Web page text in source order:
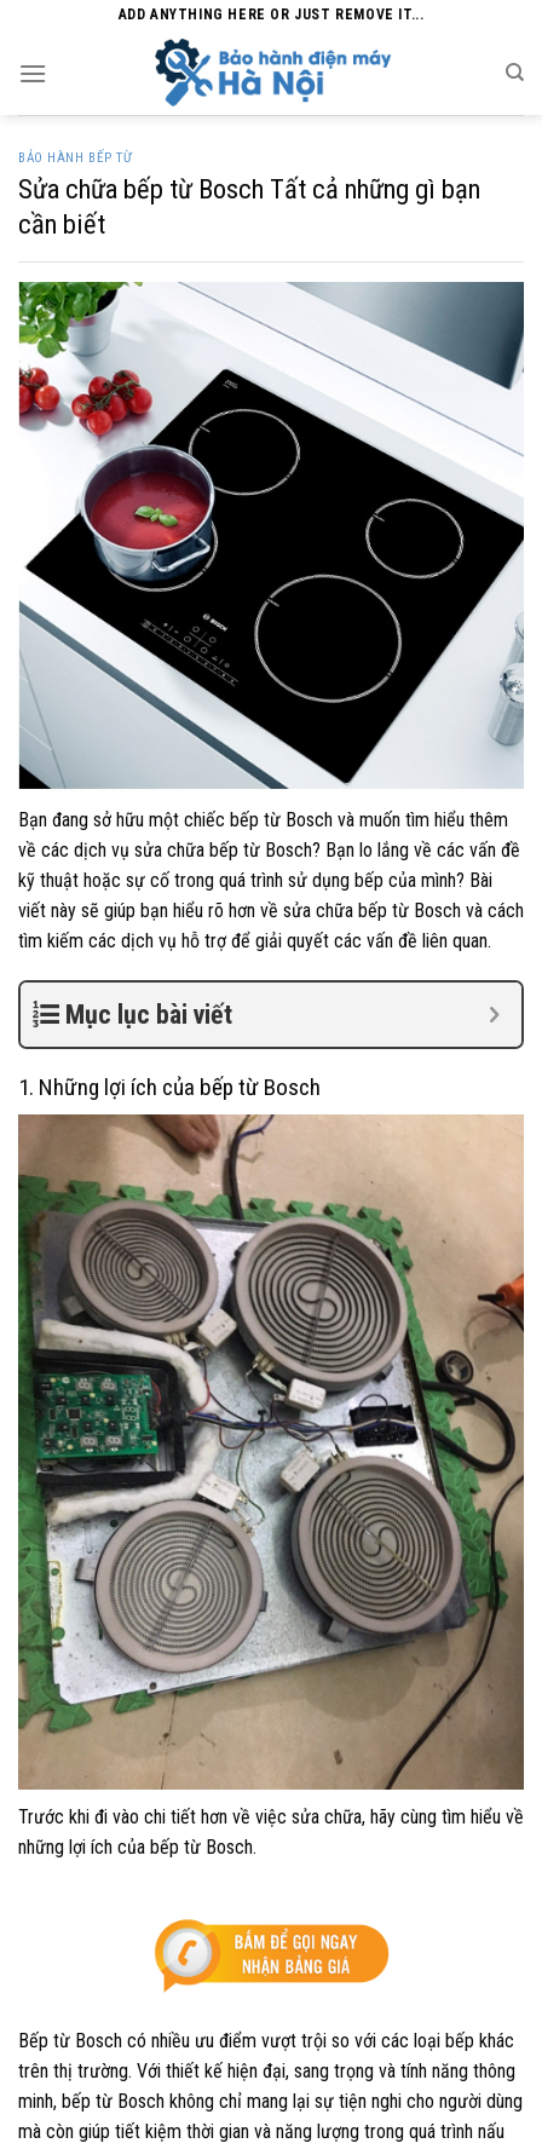
content
ADD ANYTHING HERE OR JUST REMOVE IT...
BẢO HÀNH BẾP TỪ
Sửa chữa bếp từ Bosch Tất cả những gì bạn
cần biết
Bạn đang sở hữu một chiếc bếp từ Bosch và muốn tìm hiểu thêm
về các dịch vụ sửa chữa bếp từ Bosch? Bạn lo lắng về các vấn đề
kỹ thuật hoặc sự cố trong quá trình sử dụng bếp của mình? Bài
viết này sẽ giúp bạn hiểu rõ hơn về sửa chữa bếp từ Bosch và cách
tìm kiếm các dịch vụ hỗ trợ để giải quyết các vấn đề liên quan.
Mục lục bài viết
1. Những lợi ích của bếp từ Bosch
Trước khi đi vào chi tiết hơn về việc sửa chữa, hãy cùng tìm hiểu về
những lợi ích của bếp từ Bosch.
Bếp từ Bosch có nhiều ưu điểm vượt trội so với các loại bếp khác
trên thị trường. Với thiết kế hiện đại, sang trọng và tính năng thông
minh, bếp từ Bosch không chỉ mang lại sự tiện nghi cho người dùng
mà còn giúp tiết kiệm thời gian và năng lượng trong quá trình nấu